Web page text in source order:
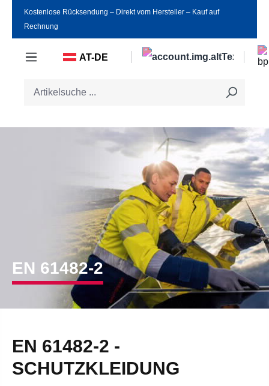
Zum Hauptinhalt springen
Kostenlose Rücksendung ‒ Direkt vom Hersteller ‒ Kauf auf
Rechnung
AT-DE
EN 61482-2
EN 61482-2 -
SCHUTZKLEIDUNG